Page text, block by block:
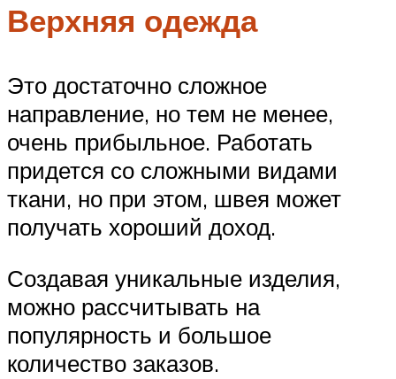
Верхняя одежда
Это достаточно сложное
направление, но тем не менее,
очень прибыльное. Работать
придется со сложными видами
ткани, но при этом, швея может
получать хороший доход.
Создавая уникальные изделия,
можно рассчитывать на
популярность и большое
количество заказов.